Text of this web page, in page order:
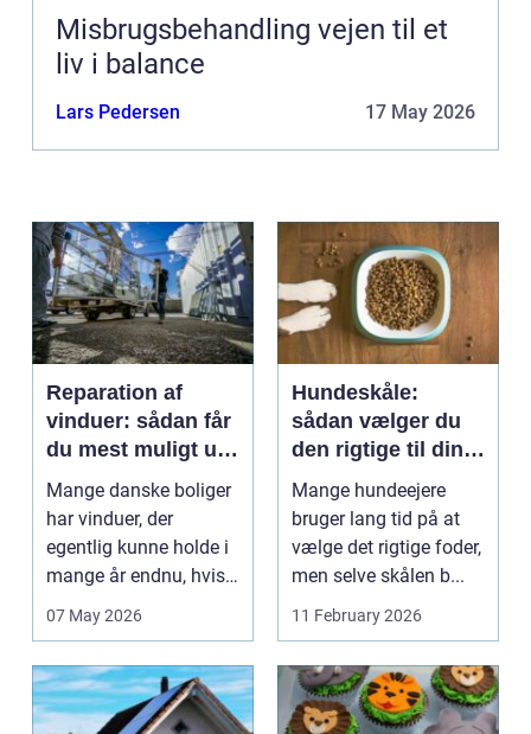
Misbrugsbehandling vejen til et
liv i balance
Lars Pedersen 17 May 2026
Reparation af
vinduer: sådan får
du mest muligt ud
af dine gamle
rammer
Mange danske boliger
har vinduer, der
egentlig kunne holde i
mange år endnu, hvis
de fik den r...
07 May 2026
Hundeskåle:
sådan vælger du
den rigtige til din
hund
Mange hundeejere
bruger lang tid på at
vælge det rigtige foder,
men selve skålen b...
11 February 2026